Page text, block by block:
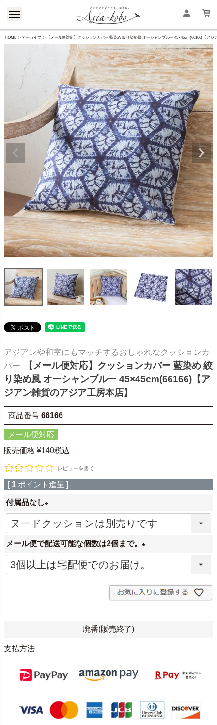
HOME アーカイブ 【メール便対応】クッションカバー 藍染め 絞り染め風 オーシャンブルー 45×45cm(66166)【アジ
アジアンや和室にもマッチするおしゃれなクッションカ
バー
【メール便対応】クッションカバー 藍染め 絞
り染め風 オーシャンブルー 45×45cm(66166)【ア
ジアン雑貨のアジア工房本店】
商品番号 66166
メール便対応
販売価格 ¥140税込
レビューを書く
[ 1 ポイント進呈 ]
付属品なし
(
必
須
メール便で配送可能な個数は2個まで。
必
須
)
廃番(販売終了)
支払方法